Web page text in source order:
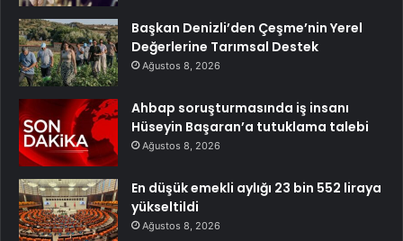
Başkan Denizli’den Çeşme’nin Yerel
Değerlerine Tarımsal Destek
Ağustos 8, 2026
Ahbap soruşturmasında iş insanı
Hüseyin Başaran’a tutuklama talebi
Ağustos 8, 2026
En düşük emekli aylığı 23 bin 552 liraya
yükseltildi
Ağustos 8, 2026